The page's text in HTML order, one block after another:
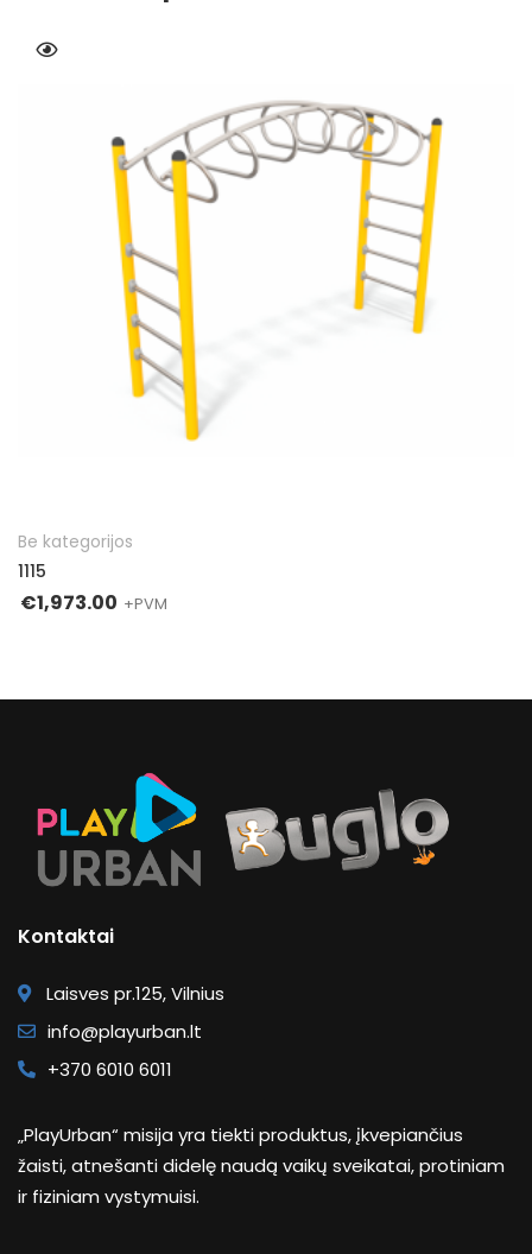
Be kategorijos
1115
€1,973.00 +PVM
Kontaktai
Laisves pr.125, Vilnius
info@playurban.lt
+370 6010 6011
„PlayUrban“ misija yra tiekti produktus, įkvepiančius
žaisti, atnešanti didelę naudą vaikų sveikatai, protiniam
ir fiziniam vystymuisi.